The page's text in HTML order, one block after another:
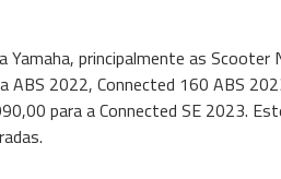
principalmente as Scooter
ABS 2022, Connected 160 ABS
para a Connected SE 2023.